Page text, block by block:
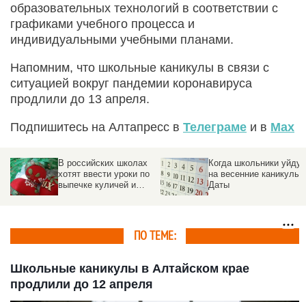
образовательных технологий в соответствии с
графиками учебного процесса и
индивидуальными учебными планами.
Напомним, что школьные каникулы в связи с
ситуацией вокруг пандемии коронавируса
продлили до 13 апреля.
Подпишитесь на Алтапресс в Телеграме и в Max
Когда школьники уйдут
на весенние каникулы.
Даты
В российском вузе
экстренно ввели
масочный режим
ПО ТЕМЕ:
Школьные каникулы в Алтайском крае
продлили до 12 апреля